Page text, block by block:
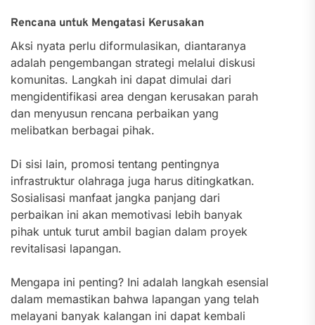
Rencana untuk Mengatasi Kerusakan
Aksi nyata perlu diformulasikan, diantaranya
adalah pengembangan strategi melalui diskusi
komunitas. Langkah ini dapat dimulai dari
mengidentifikasi area dengan kerusakan parah
dan menyusun rencana perbaikan yang
melibatkan berbagai pihak.
Di sisi lain, promosi tentang pentingnya
infrastruktur olahraga juga harus ditingkatkan.
Sosialisasi manfaat jangka panjang dari
perbaikan ini akan memotivasi lebih banyak
pihak untuk turut ambil bagian dalam proyek
revitalisasi lapangan.
Mengapa ini penting? Ini adalah langkah esensial
dalam memastikan bahwa lapangan yang telah
melayani banyak kalangan ini dapat kembali